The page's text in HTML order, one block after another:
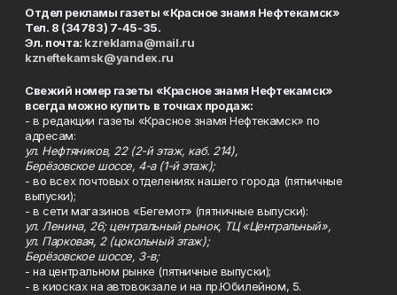
Отдел рекламы газеты «Красное знамя Нефтекамск»
Тел. 8 (34783) 7-45-35.
Эл. почта: kzreklama@mail.ru
kzneftekamsk@yandex.ru
Свежий номер газеты «Красное знамя Нефтекамск»
всегда можно купить в точках продаж:
- в редакции газеты «Красное знамя Нефтекамск» по
адресам:
ул. Нефтяников, 22 (2-й этаж, каб. 214),
Берёзовское шоссе, 4-а (1-й этаж);
- во всех почтовых отделениях нашего города (пятничные
выпуски);
- в сети магазинов «Бегемот» (пятничные выпуски):
ул. Ленина, 26; центральный рынок, ТЦ «Центральный»,
ул. Парковая, 2 (цокольный этаж);
Берёзовское шоссе, 3-в;
- на центральном рынке (пятничные выпуски);
- в киосках на автовокзале и на пр.Юбилейном, 5.